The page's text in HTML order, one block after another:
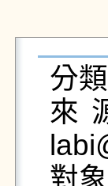
分
來
對